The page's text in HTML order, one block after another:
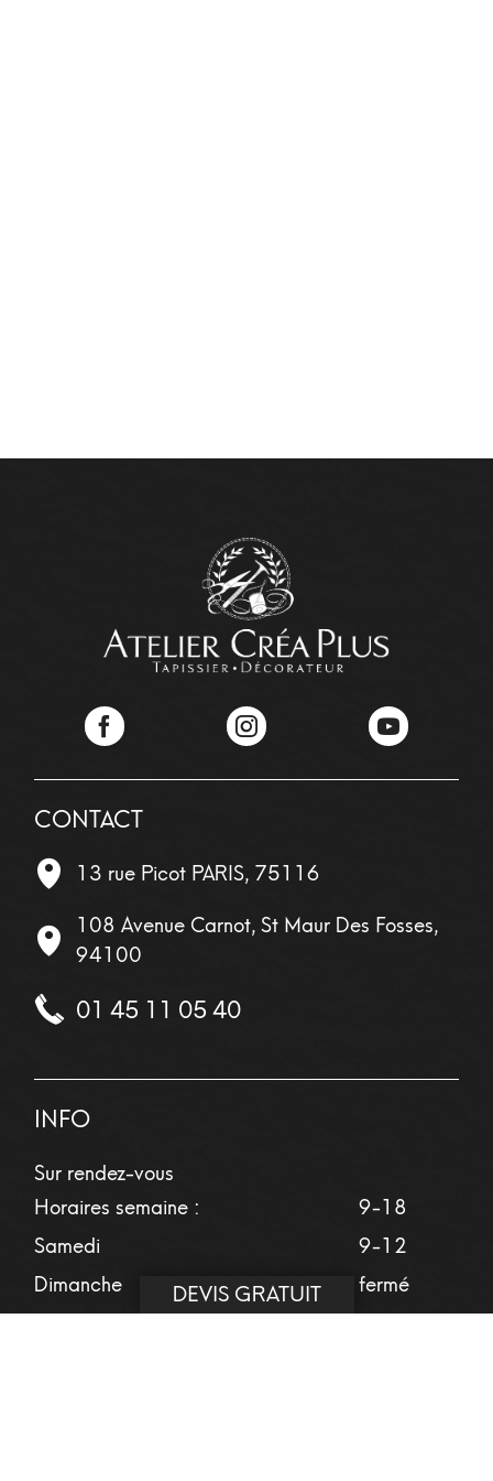
YouTube
CONTACT
13 rue Picot PARIS, 75116
108 Avenue Carnot, St Maur Des Fosses,
94100
01 45 11 05 40
INFO
Sur rendez-vous
Horaires semaine :
9-18
Samedi
9-12
Dimanche
fermé
DEVIS GRATUIT